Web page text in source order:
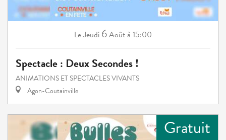
LeJeudi 6Aoûtà 15:00
Spectacle : Deux Secondes !
ANIMATIONS ET SPECTACLES VIVANTS
Agon-Coutainville
Gratuit